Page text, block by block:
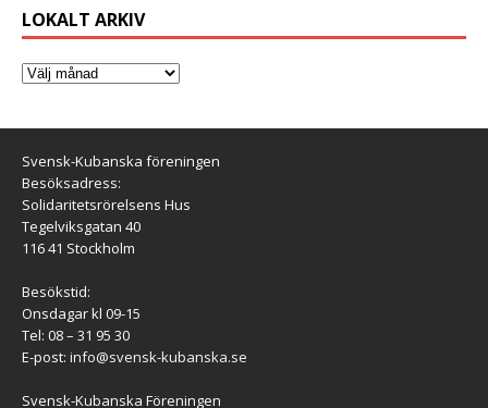
LOKALT ARKIV
Svensk-Kubanska föreningen
Besöksadress:
Solidaritetsrörelsens Hus
Tegelviksgatan 40
116 41 Stockholm
Besökstid:
Onsdagar kl 09-15
Tel: 08 – 31 95 30
E-post: info@svensk-kubanska.se
Svensk-Kubanska Föreningen